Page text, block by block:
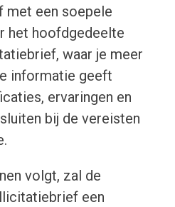
met een soepele
het hoofdgedeelte
waar je meer
informatie geeft
ervaringen en
bij de vereisten
volgt, zal de
een